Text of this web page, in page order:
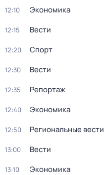
12:10 Экономика
12:15 Вести
12:20 Спорт
12:30 Вести
12:35 Репортаж
12:40 Экономика
12:50 Региональные вести
13:00 Вести
13:10 Экономика